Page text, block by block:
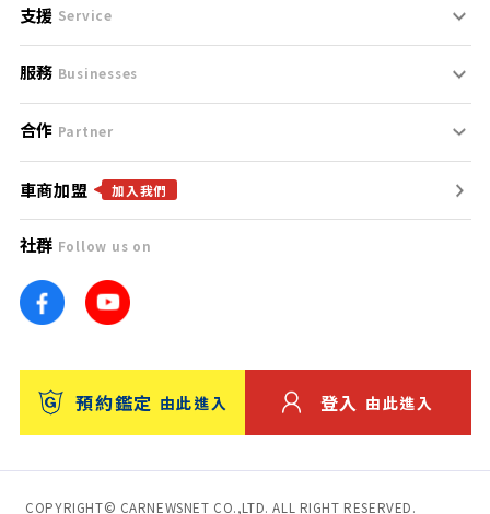
刊登規範
服務條款
免責聲明
隱私權政策
團隊
車訊網
台灣優良中古車商大獎
支援 Service
支援中心
聯絡我們
服務 Businesses
什麼是Goo鑑定？
找好車
找好店
找海外車
消費者評價
合作 Partner
合作夥伴
廣告合作
車商加盟 加入我們
社群 Follow us on
預約鑑定 由此進入 登入 由此進入
COPYRIGHT© CARNEWSNET CO.,LTD. ALL RIGHT RESERVED.